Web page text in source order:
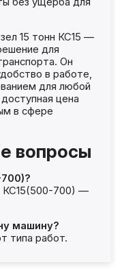
15 тонн КС15 —
для
Он
в работе,
для любой
цена
в сфере
вопросы
КС15(500-700) —
машину?
типа работ.